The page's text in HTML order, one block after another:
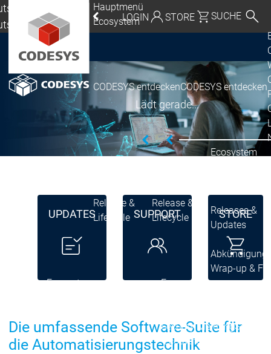
|
| Deutsch
Global | English
USA | English
Italia | Italiano
China | 中文
LOGIN STORE SUCHE
EcosystemEcosystem
Hauptmenü
Ecosystem
CODESYS entdeckenCODESYS entdecken
Release &
Lifecycle
Release &
Lifecycle
Ecosystem
Releases &
Updates
Wrap-up &
Ecosystem
Security Meldung
Ecosystem
Lädt gerade...
UPDATES SUPPORT STORE
Die umfassende Software-Suite für
die Automatisierungstechnik